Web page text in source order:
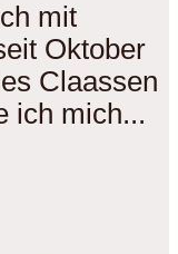
mit
Oktober
Claassen
ich mich...